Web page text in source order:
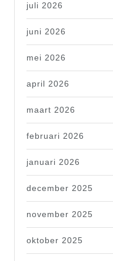
juli 2026
juni 2026
mei 2026
april 2026
maart 2026
februari 2026
januari 2026
december 2025
november 2025
oktober 2025